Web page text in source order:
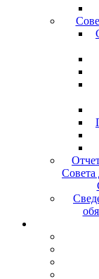
Совета